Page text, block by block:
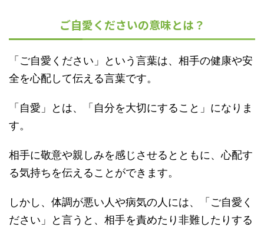
ご自愛くださいの意味とは？
「ご自愛ください」という言葉は、相手の健康や安
全を心配して伝える言葉です。
「自愛」とは、「自分を大切にすること」になりま
す。
相手に敬意や親しみを感じさせるとともに、心配す
る気持ちを伝えることができます。
しかし、体調が悪い人や病気の人には、「ご自愛く
ださい」と言うと、相手を責めたり非難したりする